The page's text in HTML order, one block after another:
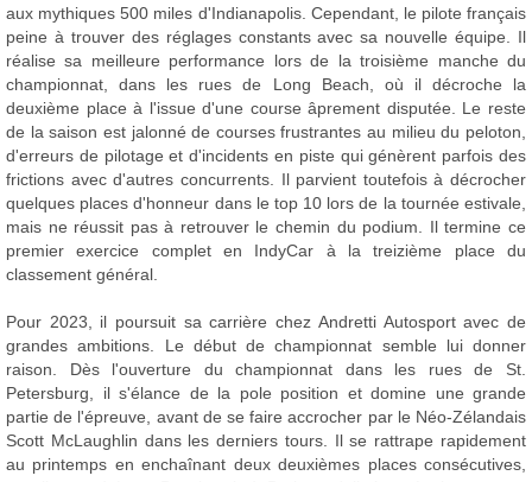
aux mythiques 500 miles d'Indianapolis. Cependant, le pilote français
peine à trouver des réglages constants avec sa nouvelle équipe. Il
réalise sa meilleure performance lors de la troisième manche du
championnat, dans les rues de Long Beach, où il décroche la
deuxième place à l'issue d'une course âprement disputée. Le reste
de la saison est jalonné de courses frustrantes au milieu du peloton,
d'erreurs de pilotage et d'incidents en piste qui génèrent parfois des
frictions avec d'autres concurrents. Il parvient toutefois à décrocher
quelques places d'honneur dans le top 10 lors de la tournée estivale,
mais ne réussit pas à retrouver le chemin du podium. Il termine ce
premier exercice complet en IndyCar à la treizième place du
classement général.
Pour 2023, il poursuit sa carrière chez Andretti Autosport avec de
grandes ambitions. Le début de championnat semble lui donner
raison. Dès l'ouverture du championnat dans les rues de St.
Petersburg, il s'élance de la pole position et domine une grande
partie de l'épreuve, avant de se faire accrocher par le Néo-Zélandais
Scott McLaughlin dans les derniers tours. Il se rattrape rapidement
au printemps en enchaînant deux deuxièmes places consécutives,